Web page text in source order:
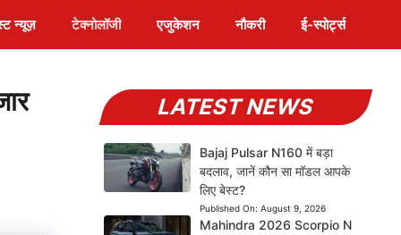
न्यूज़ टेक्नोलॉजी एजुकेशन नौकरी ई-स्पोर्ट्स
LATEST NEWS
Bajaj Pulsar N160 में बड़ा
बदलाव, जानें कौन सा मॉडल आपके
लिए बेस्ट?
Published On: August 9, 2026
Mahindra 2026 Scorpio N